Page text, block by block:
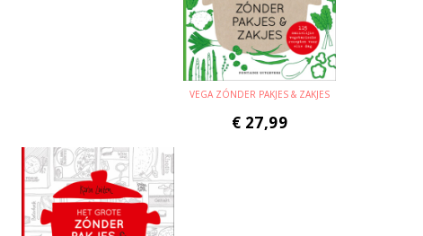
VEGA ZÓNDER PAKJES & ZAKJES
€ 27,99